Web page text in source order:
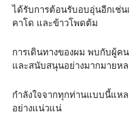
ได้รับการต้อนรับอบอุ่นอีกเช่
คาโด และข้าวโพดต้ม
การเดินทางของผม พบกับผู้คน
และสนับสนุนอย่างมากมายห
กำลังใจจากทุกท่านแบบนี้แห
อย่างแน่วแน่